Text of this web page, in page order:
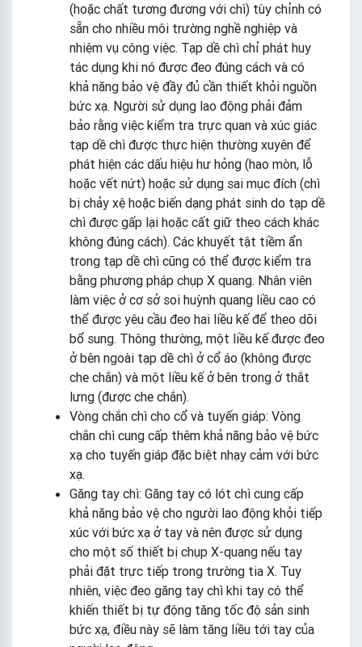
(hoặc chất tương đương với chì) tùy chỉnh có
sẵn cho nhiều môi trường nghề nghiệp và
nhiệm vụ công việc. Tạp dề chì chỉ phát huy
tác dụng khi nó được đeo đúng cách và có
khả năng bảo vệ đầy đủ cần thiết khỏi nguồn
bức xạ. Người sử dụng lao động phải đảm
bảo rằng việc kiểm tra trực quan và xúc giác
tạp dề chì được thực hiện thường xuyên để
phát hiện các dấu hiệu hư hỏng (hao mòn, lỗ
hoặc vết nứt) hoặc sử dụng sai mục đích (chì
bị chảy xệ hoặc biến dạng phát sinh do tạp dề
chì được gấp lại hoặc cất giữ theo cách khác
không đúng cách). Các khuyết tật tiềm ẩn
trong tạp dề chì cũng có thể được kiểm tra
bằng phương pháp chụp X quang. Nhân viên
làm việc ở cơ sở soi huỳnh quang liều cao có
thể được yêu cầu đeo hai liều kế để theo dõi
bổ sung. Thông thường, một liều kế được đeo
ở bên ngoài tạp dề chì ở cổ áo (không được
che chắn) và một liều kế ở bên trong ở thắt
lưng (được che chắn).
Vòng chắn chì cho cổ và tuyến giáp: Vòng
chắn chì cung cấp thêm khả năng bảo vệ bức
xạ cho tuyến giáp đặc biệt nhạy cảm với bức
xạ.
Găng tay chì: Găng tay có lót chì cung cấp
khả năng bảo vệ cho người lao động khỏi tiếp
xúc với bức xạ ở tay và nên được sử dụng
cho một số thiết bị chụp X-quang nếu tay
phải đặt trực tiếp trong trường tia X. Tuy
nhiên, việc đeo găng tay chì khi tay có thể
khiến thiết bị tự động tăng tốc độ sản sinh
bức xạ, điều này sẽ làm tăng liều tới tay của